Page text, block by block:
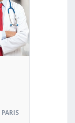
Voir
PARIS